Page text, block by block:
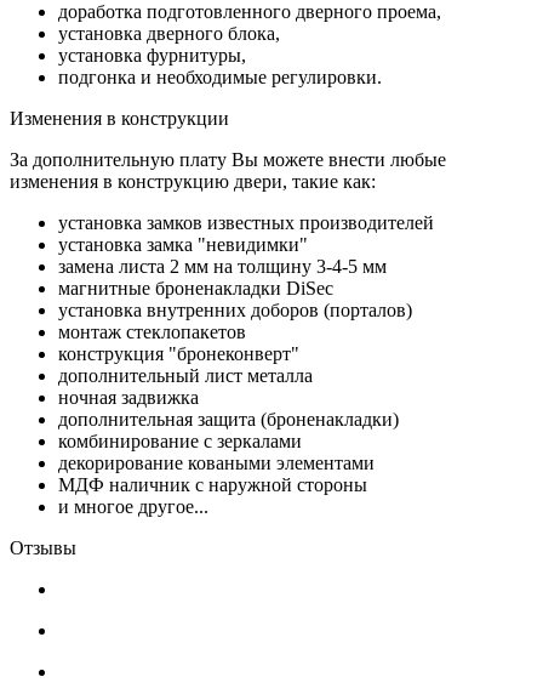
доработка подготовленного дверного проема,
установка дверного блока,
установка фурнитуры,
подгонка и необходимые регулировки.
Изменения в конструкции
За дополнительную плату Вы можете внести любые
изменения в конструкцию двери, такие как:
установка замков известных производителей
установка замка "невидимки"
замена листа 2 мм на толщину 3-4-5 мм
магнитные броненакладки DiSec
установка внутренних доборов (порталов)
монтаж стеклопакетов
конструкция "бронеконверт"
дополнительный лист металла
ночная задвижка
дополнительная защита (броненакладки)
комбинирование с зеркалами
декорирование коваными элементами
МДФ наличник с наружной стороны
и многое другое...
Отзывы